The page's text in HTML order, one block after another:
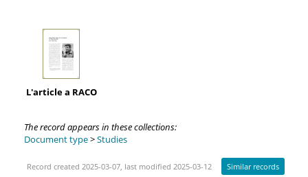
L'article a RACO
The record appears in these collections:
Document type>Studies
Record created 2025-03-07, last modified 2025-03-12 Similar records